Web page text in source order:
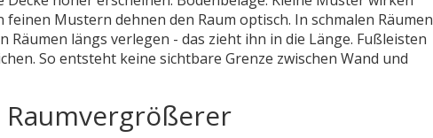
Mustern dehnen den Raum optisch. In schmalen Räumen
längs verlegen - das zieht ihn in die Länge. Fußleisten
So entsteht keine sichtbare Grenze zwischen Wand und